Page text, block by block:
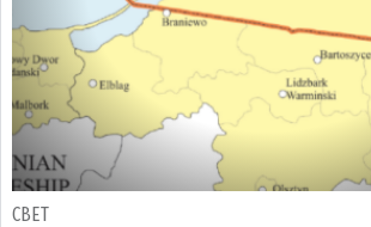
СВЕТ